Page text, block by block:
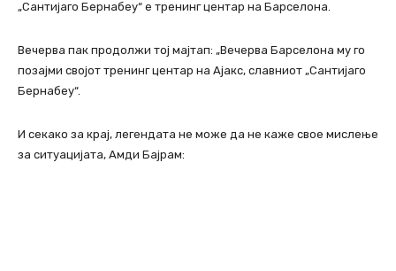
„Сантијаго Бернабеу“ е тренинг центар на Барселона.
Вечерва пак продолжи тој мајтап: „Вечерва Барселона му го
позајми својот тренинг центар на Ајакс, славниот „Сантијаго
Бернабеу“.
И секако за крај, легендата не може да не каже свое мислење
за ситуацијата, Амди Бајрам: